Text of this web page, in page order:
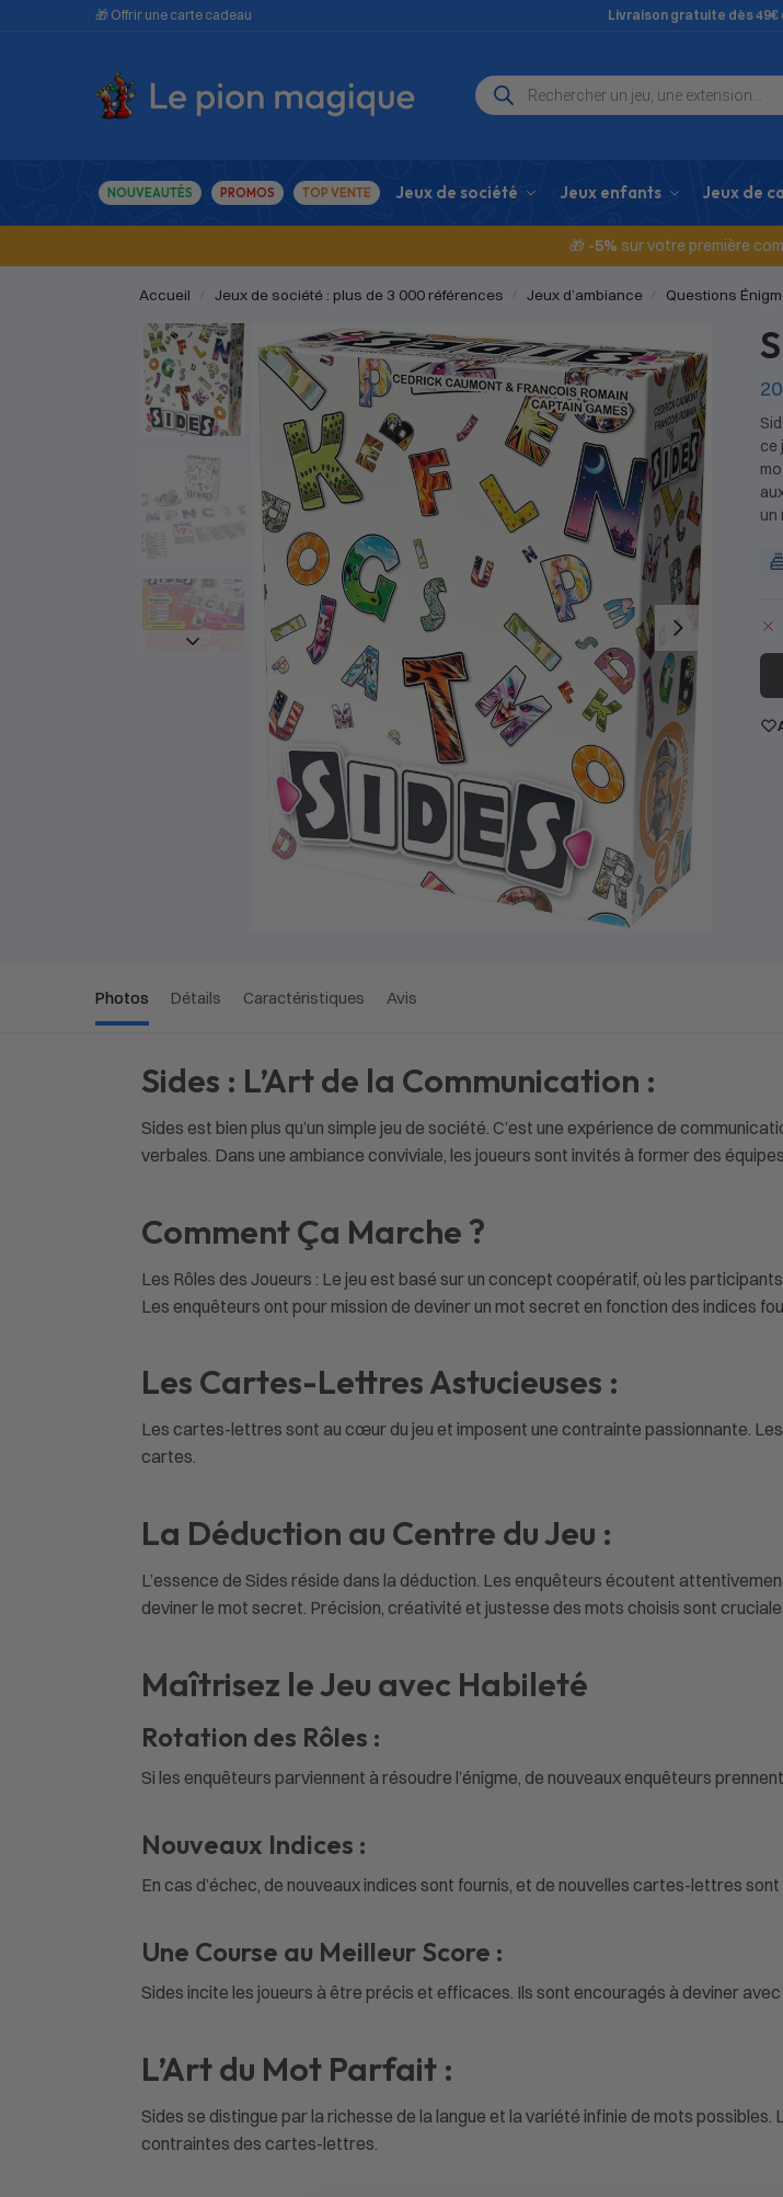
🎁 Offrir une carte cadeau Livraison gratuite dès 49€
NOUVEAUTÉS PROMOS TOP VENTE Jeux de société Jeux enfants Jeux de
🎁 -5% sur votre première
Accueil Jeux de société : plus de 3 000 références Jeux d’ambiance Questions
ce
un
Photos Détails Caractéristiques Avis
Sides : L’Art de la Communication :
Sides est bien plus qu’un simple jeu de société. C’est une expérience de
verbales. Dans une ambiance conviviale, les joueurs sont invités à former des
Comment Ça Marche ?
Les Rôles des Joueurs : Le jeu est basé sur un concept coopératif, où les
Les enquêteurs ont pour mission de deviner un mot secret en fonction des indices
Les Cartes-Lettres Astucieuses :
Les cartes-lettres sont au cœur du jeu et imposent une contrainte passionnante.
cartes.
La Déduction au Centre du Jeu :
L’essence de Sides réside dans la déduction. Les enquêteurs écoutent
deviner le mot secret. Précision, créativité et justesse des mots choisis sont
Maîtrisez le Jeu avec Habileté
Rotation des Rôles :
Si les enquêteurs parviennent à résoudre l’énigme, de nouveaux enquêteurs
Nouveaux Indices :
En cas d’échec, de nouveaux indices sont fournis, et de nouvelles cartes-lettres
Une Course au Meilleur Score :
Sides incite les joueurs à être précis et efficaces. Ils sont encouragés à deviner
L’Art du Mot Parfait :
Sides se distingue par la richesse de la langue et la variété infinie de mots
contraintes des cartes-lettres.